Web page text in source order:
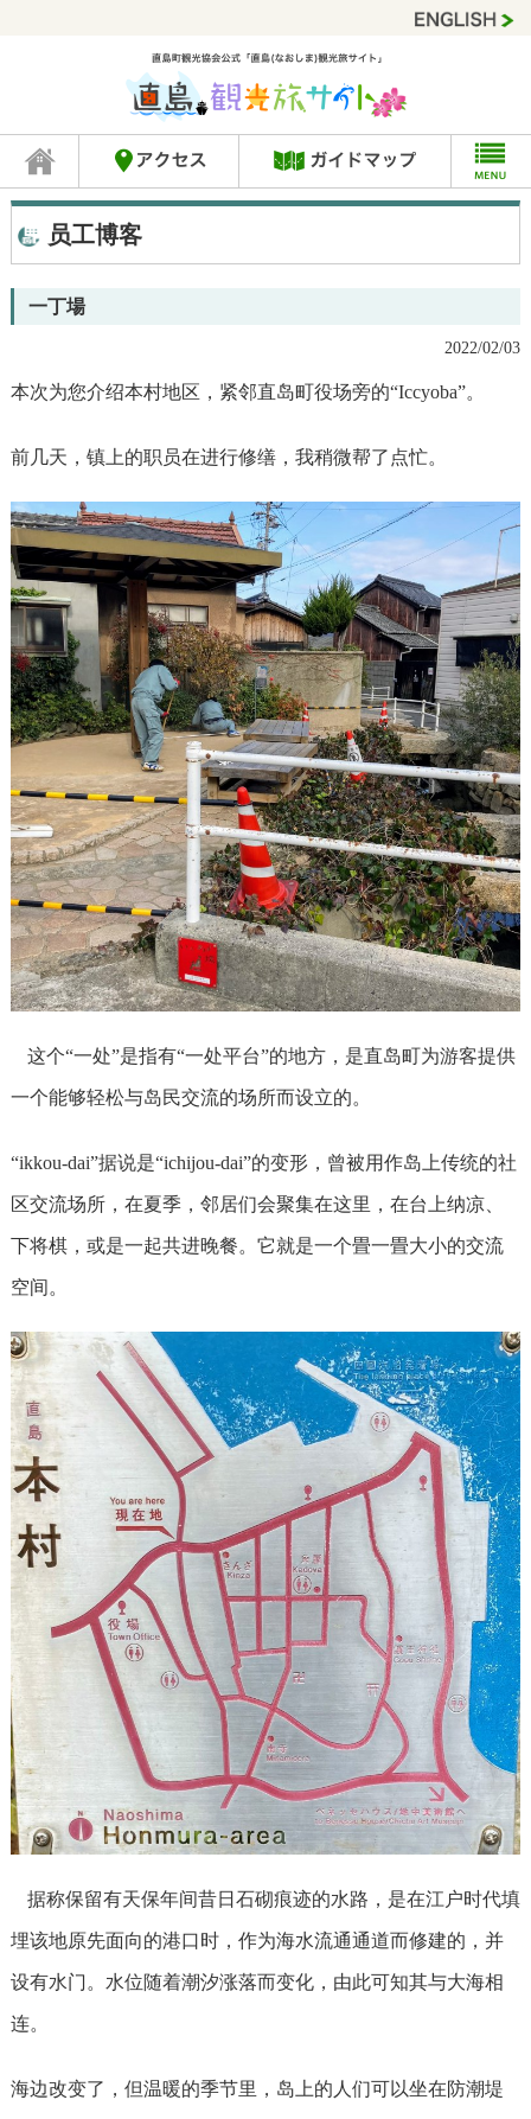
员工博客
一丁場
2022/02/03
本次为您介绍本村地区，紧邻直岛町役场旁的“Iccyoba”。
前几天，镇上的职员在进行修缮，我稍微帮了点忙。
这个“一处”是指有“一处平台”的地方，是直岛町为游客提供
一个能够轻松与岛民交流的场所而设立的。
“ikkou-dai”据说是“ichijou-dai”的变形，曾被用作岛上传统的社
区交流场所，在夏季，邻居们会聚集在这里，在台上纳凉、
下将棋，或是一起共进晚餐。它就是一个畳一畳大小的交流
空间。
据称保留有天保年间昔日石砌痕迹的水路，是在江户时代填
埋该地原先面向的港口时，作为海水流通通道而修建的，并
设有水门。水位随着潮汐涨落而变化，由此可知其与大海相
连。
海边改变了，但温暖的季节里，岛上的人们可以坐在防潮堤